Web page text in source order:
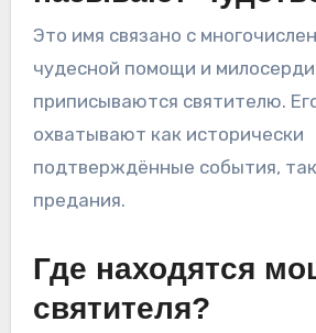
Это имя связано с
чудесной помощи и
приписываются святителю.
охватывают как исторически
подтверждённые события,
предания.
Где находятся
святителя?